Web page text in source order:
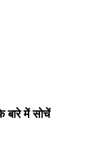
में सोचें